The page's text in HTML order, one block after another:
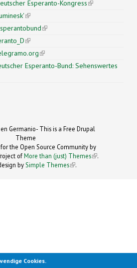
Esperanto-Kongress(link is
(link is external)
(link is external)
(link is external)
(link is external)
Esperanto-Bund: Sehenswertes
Germanio- This is a Free Drupal
Theme
the Open Source Community by
external)
ofMore than (just) Themes (link is
.
by Simple Themes
(link is
.
Cookies.